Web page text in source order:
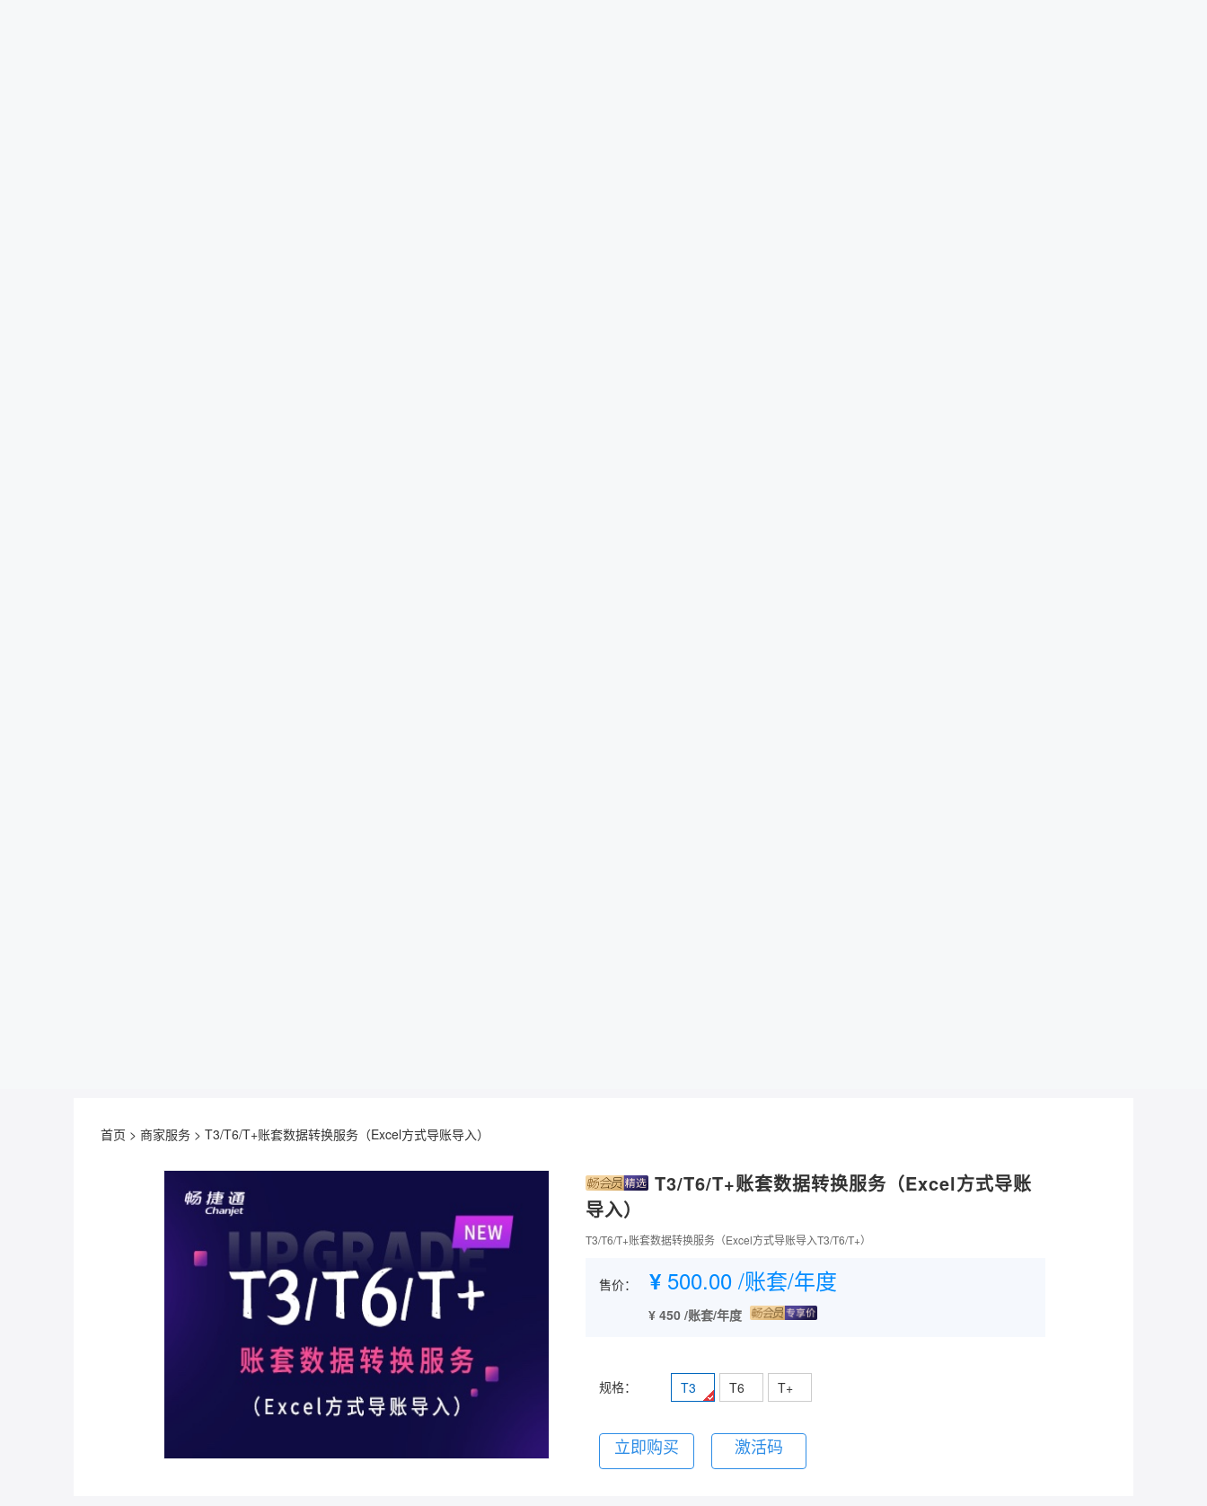
首页 > 商家服务 > T3/T6/T+账套数据转换服务（Excel方式导账导入）
T3/T6/T+账套数据转换服务（Excel方式导账
导入）
T3/T6/T+账套数据转换服务（Excel方式导账导入T3/T6/T+）
售价： ¥ 500.00 /账套/年度
¥ 450 /账套/年度
规格： T3 T6 T+
立即购买 激活码